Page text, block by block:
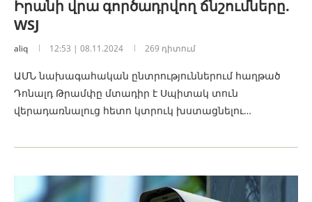
Իրանի վրա գործադրվող ճնշումները.
WSJ
aliq 12:53 | 08.11.2024 269 դիտում
ԱՄՆ նախագահական ընտրություններում հաղթած
Դոնալդ Թրամփը մտադիր է Սպիտակ տուն
վերադառնալուց հետո կտրուկ խստացնելու…